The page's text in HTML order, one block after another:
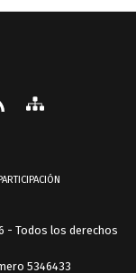
- Todos los derechos
5346433